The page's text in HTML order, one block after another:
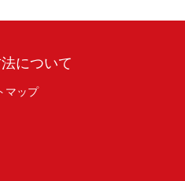
について
マップ